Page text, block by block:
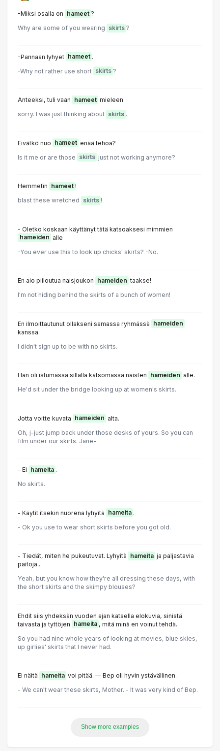
-Miksi osalla on hameet ?
Why are some of you wearing skirts ?
-Pannaan lyhyet hameet .
-Why not rather use short skirts ?
Anteeksi, tuli vaan hameet mieleen
sorry. l was just thinking about skirts .
Eivätkö nuo hameet enää tehoa?
Is it me or are those skirts just not working anymore?
Hemmetin hameet !
blast these wretched skirts !
- Oletko koskaan käyttänyt tätä katsoaksesi mimmien
hameiden alle
-You ever use this to look up chicks' skirts? -No.
En aio piiloutua naisjoukon hameiden taakse!
I'm not hiding behind the skirts of a bunch of women!
En ilmoittautunut ollakseni samassa ryhmässä hameiden
kanssa.
I didn't sign up to be with no skirts.
Hän oli istumassa sillalla katsomassa naisten hameiden alle.
He'd sit under the bridge looking up at women's skirts.
Jotta voitte kuvata hameiden alta.
Oh, j-just jump back under those desks of yours. So you can
film under our skirts. Jane-
- Ei hameita .
No skirts.
- Käytit itsekin nuorena lyhyitä hameita .
- Ok you use to wear short skirts before you got old.
- Tiedät, miten he pukeutuvat. Lyhyitä hameita ja paljastavia
paitoja...
Yeah, but you know how they're all dressing these days, with
the short skirts and the skimpy blouses?
Ehdit siis yhdeksän vuoden ajan katsella elokuvia, sinistä
taivasta ja tyttöjen hameita , mitä minä en voinut tehdä.
So you had nine whole years of looking at movies, blue skies,
up girlies' skirts that I never had.
Ei näitä hameita voi pitää. ― Bep oli hyvin ystävällinen.
- We can't wear these skirts, Mother. - It was very kind of Bep.
Show more examples